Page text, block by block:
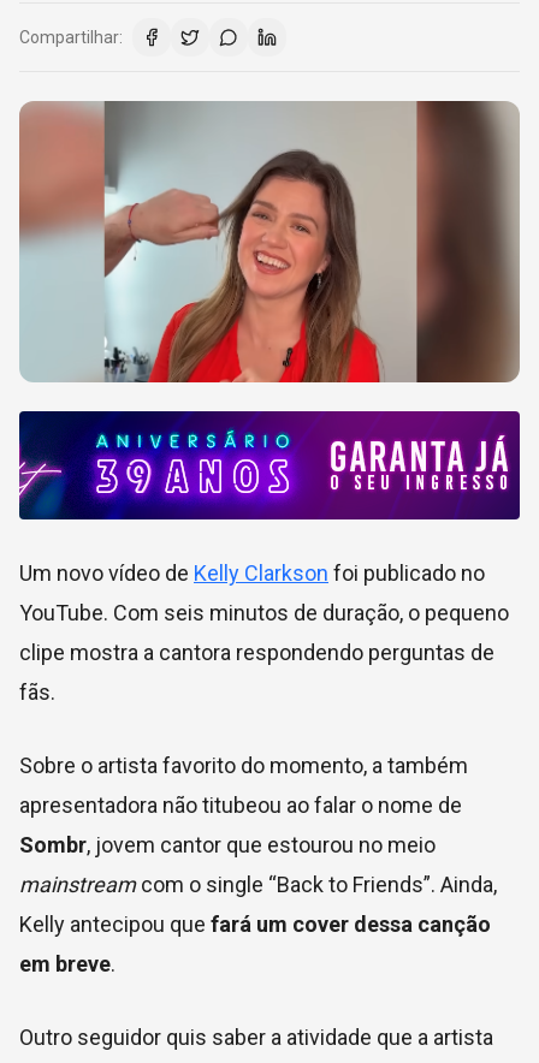
Compartilhar:
Um novo vídeo de Kelly Clarkson foi publicado no
YouTube. Com seis minutos de duração, o pequeno
clipe mostra a cantora respondendo perguntas de
fãs.
Sobre o artista favorito do momento, a também
apresentadora não titubeou ao falar o nome de
Sombr, jovem cantor que estourou no meio
mainstreamcom o single “Back to Friends”. Ainda,
Kelly antecipou que fará um cover dessa canção
em breve.
Outro seguidor quis saber a atividade que a artista